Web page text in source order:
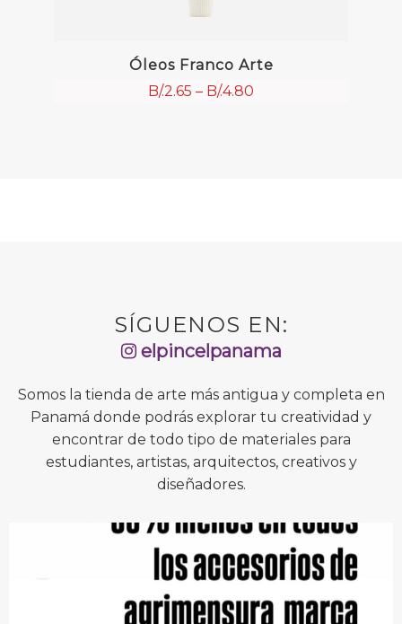
Óleos Franco Arte
B/.2.65 – B/.4.80
SÍGUENOS EN:
elpincelpanama
Somos la tienda de arte más antigua y completa en
Panamá donde podrás explorar tu creatividad y
encontrar de todo tipo de materiales para
estudiantes, artistas, arquitectos, creativos y
diseñadores.